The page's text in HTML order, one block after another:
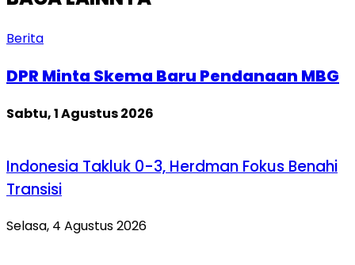
Berita
DPR Minta Skema Baru Pendanaan MBG
Sabtu, 1 Agustus 2026
Indonesia Takluk 0-3, Herdman Fokus Benahi
Transisi
Selasa, 4 Agustus 2026